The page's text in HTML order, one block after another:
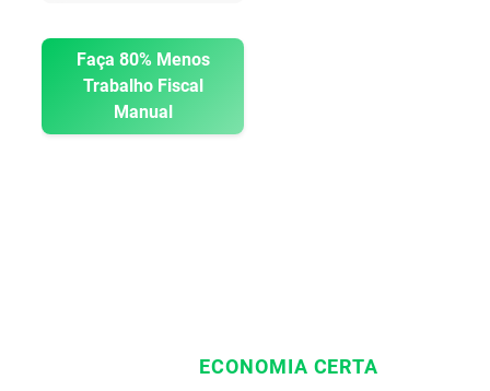
Faça 80% Menos
Trabalho Fiscal
Manual
ECONOMIA CERTA